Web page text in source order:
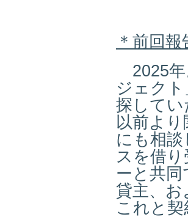
＊前回
2025年
ジェク
探して
以前よ
にも相
スを借
ーと共
貸主、
これと